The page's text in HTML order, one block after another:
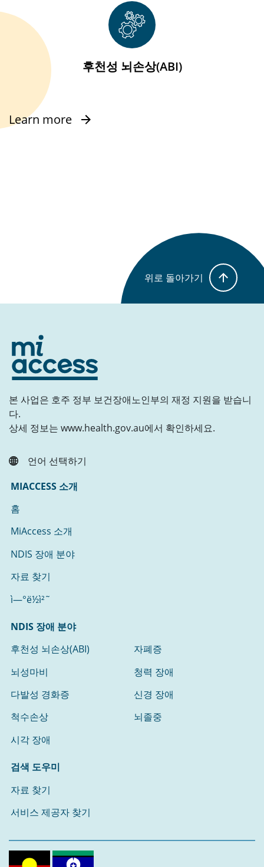
후천성 뇌손상(ABI)
Learn more
위로 돌아가기
본 사업은 호주 정부 보건장애노인부의 재정 지원을 받습니
다.
상세 정보는 www.health.gov.au에서 확인하세요.
언어 선택하기
MIACCESS 소개
홈
MiAccess 소개
NDIS 장애 분야
자료 찾기
ì—°ë½ì²˜
NDIS 장애 분야
후천성 뇌손상(ABI)
자폐증
뇌성마비
청력 장애
다발성 경화증
신경 장애
척수손상
뇌졸중
시각 장애
검색 도우미
자료 찾기
서비스 제공자 찾기